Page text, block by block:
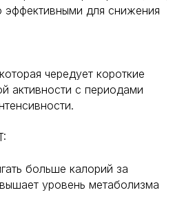
эффективными для снижения
чередует короткие
активности с периодами
больше калорий за
уровень метаболизма